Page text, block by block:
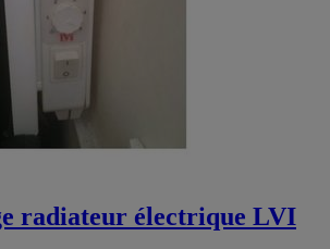
radiateur électrique LVI